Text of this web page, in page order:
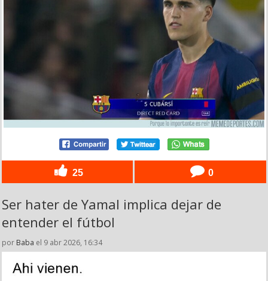
25 0
Ser hater de Yamal implica dejar de
entender el fútbol
por Baba el 9 abr 2026, 16:34